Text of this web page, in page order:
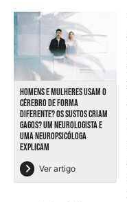
HOMENS E MULHERES USAM O
CÉREBRO DE FORMA
DIFERENTE? OS SUSTOS CRIAM
GAGOS? UM NEUROLOGISTA E
UMA NEUROPSICÓLOGA
EXPLICAM
Ver artigo